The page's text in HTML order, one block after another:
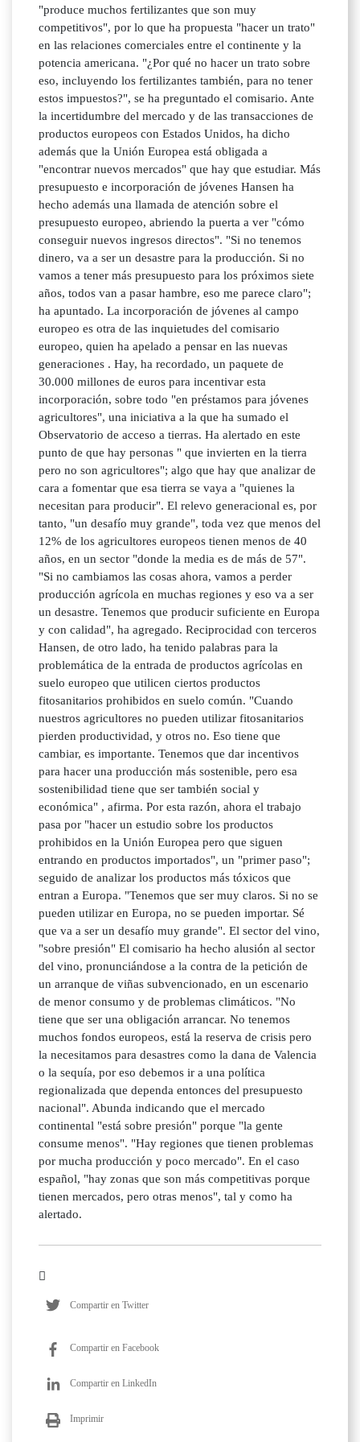
"produce muchos fertilizantes que son muy
competitivos", por lo que ha propuesta "hacer un trato"
en las relaciones comerciales entre el continente y la
potencia americana. "¿Por qué no hacer un trato sobre
eso, incluyendo los fertilizantes también, para no tener
estos impuestos?", se ha preguntado el comisario. Ante
la incertidumbre del mercado y de las transacciones de
productos europeos con Estados Unidos, ha dicho
además que la Unión Europea está obligada a
"encontrar nuevos mercados" que hay que estudiar. Más
presupuesto e incorporación de jóvenes Hansen ha
hecho además una llamada de atención sobre el
presupuesto europeo, abriendo la puerta a ver "cómo
conseguir nuevos ingresos directos". "Si no tenemos
dinero, va a ser un desastre para la producción. Si no
vamos a tener más presupuesto para los próximos siete
años, todos van a pasar hambre, eso me parece claro";
ha apuntado. La incorporación de jóvenes al campo
europeo es otra de las inquietudes del comisario
europeo, quien ha apelado a pensar en las nuevas
generaciones . Hay, ha recordado, un paquete de
30.000 millones de euros para incentivar esta
incorporación, sobre todo "en préstamos para jóvenes
agricultores", una iniciativa a la que ha sumado el
Observatorio de acceso a tierras. Ha alertado en este
punto de que hay personas " que invierten en la tierra
pero no son agricultores"; algo que hay que analizar de
cara a fomentar que esa tierra se vaya a "quienes la
necesitan para producir". El relevo generacional es, por
tanto, "un desafío muy grande", toda vez que menos del
12% de los agricultores europeos tienen menos de 40
años, en un sector "donde la media es de más de 57".
"Si no cambiamos las cosas ahora, vamos a perder
producción agrícola en muchas regiones y eso va a ser
un desastre. Tenemos que producir suficiente en Europa
y con calidad", ha agregado. Reciprocidad con terceros
Hansen, de otro lado, ha tenido palabras para la
problemática de la entrada de productos agrícolas en
suelo europeo que utilicen ciertos productos
fitosanitarios prohibidos en suelo común. "Cuando
nuestros agricultores no pueden utilizar fitosanitarios
pierden productividad, y otros no. Eso tiene que
cambiar, es importante. Tenemos que dar incentivos
para hacer una producción más sostenible, pero esa
sostenibilidad tiene que ser también social y
económica" , afirma. Por esta razón, ahora el trabajo
pasa por "hacer un estudio sobre los productos
prohibidos en la Unión Europea pero que siguen
entrando en productos importados", un "primer paso";
seguido de analizar los productos más tóxicos que
entran a Europa. "Tenemos que ser muy claros. Si no se
pueden utilizar en Europa, no se pueden importar. Sé
que va a ser un desafío muy grande". El sector del vino,
"sobre presión" El comisario ha hecho alusión al sector
del vino, pronunciándose a la contra de la petición de
un arranque de viñas subvencionado, en un escenario
de menor consumo y de problemas climáticos. "No
tiene que ser una obligación arrancar. No tenemos
muchos fondos europeos, está la reserva de crisis pero
la necesitamos para desastres como la dana de Valencia
o la sequía, por eso debemos ir a una política
regionalizada que dependa entonces del presupuesto
nacional". Abunda indicando que el mercado
continental "está sobre presión" porque "la gente
consume menos". "Hay regiones que tienen problemas
por mucha producción y poco mercado". En el caso
español, "hay zonas que son más competitivas porque
tienen mercados, pero otras menos", tal y como ha
alertado.
Compartir en Twitter
Compartir en Facebook
Compartir en LinkedIn
Imprimir